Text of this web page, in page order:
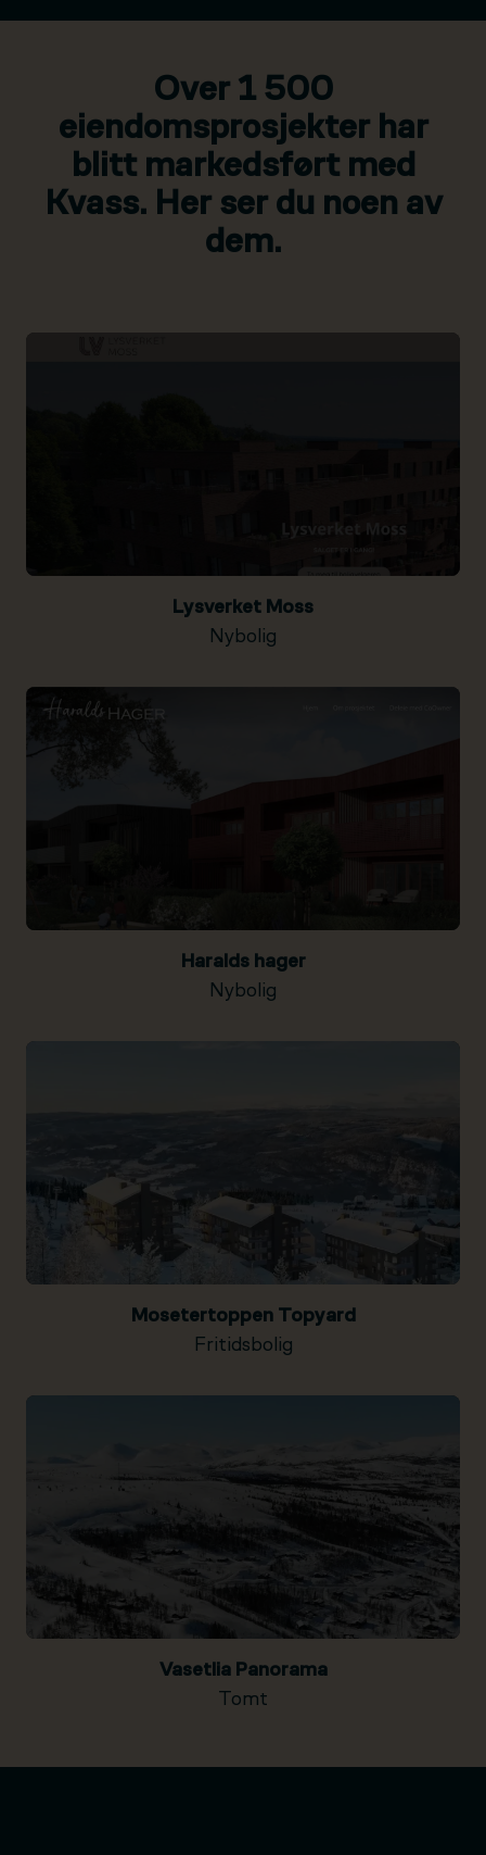
Over 1 500
eiendomsprosjekter har
blitt markedsført med
Kvass. Her ser du noen av
dem.
Lysverket Moss
Nybolig
Haralds hager
Nybolig
Mosetertoppen Topyard
Fritidsbolig
Vasetlia Panorama
Tomt